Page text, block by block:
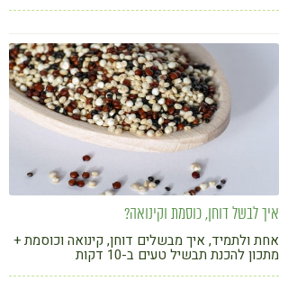
איך לבשל דוחן, כוסמת וקינואה?
אחת ולתמיד, איך מבשלים דוחן, קינואה וכוסמת +
מתכון להכנת תבשיל טעים ב-10 דקות